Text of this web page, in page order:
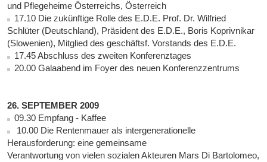
und Pflegeheime Österreichs, Österreich
17.10 Die zukünftige Rolle des E.D.E. Prof. Dr. Wilfried
Schlüter (Deutschland), Präsident des E.D.E., Boris Koprivnikar
(Slowenien), Mitglied des geschäftsf. Vorstands des E.D.E.
17.45 Abschluss des zweiten Konferenztages
20.00 Galaabend im Foyer des neuen Konferenzzentrums
26. SEPTEMBER 2009
09.30 Empfang - Kaffee
10.00 Die Rentenmauer als intergenerationelle
Herausforderung: eine gemeinsame
Verantwortung von vielen sozialen Akteuren Mars Di Bartolomeo,